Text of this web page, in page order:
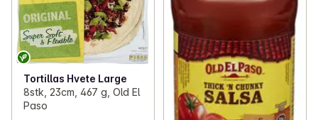
Tortillas Hvete Large
8stk, 23cm, 467 g, Old El
Paso